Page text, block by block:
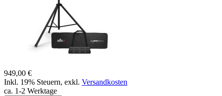
949,00 €
Inkl. 19% Steuern, exkl. Versandkosten
ca. 1-2 Werktage